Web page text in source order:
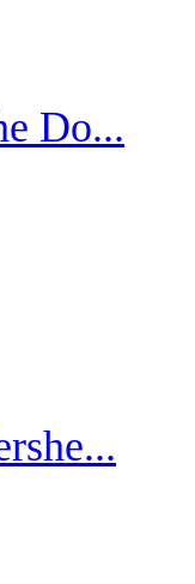
Do...